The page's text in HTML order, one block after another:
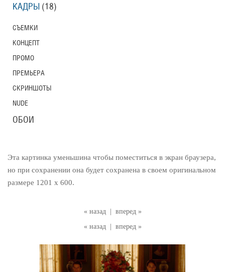
« назад
вперед »
« назад
вперед »
Эта картинка уменьшина чтобы поместиться в экран браузера,
но при сохранении она будет сохранена в своем оригинальном
размере 1201 x 600.
КАДРЫ (18)
СЪЕМКИ
КОНЦЕПТ
ПРОМО
ПРЕМЬЕРА
СКРИНШОТЫ
NUDE
ОБОИ